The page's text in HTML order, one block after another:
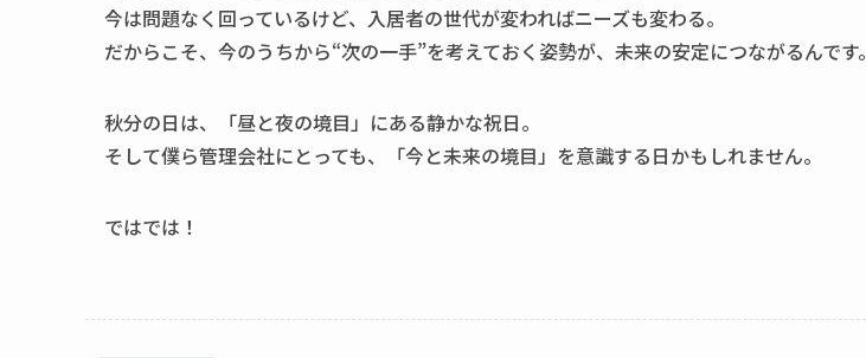
今は問題なく回っているけど、入居者の世代が変わればニーズも変わる。
だからこそ、今のうちから“次の一手”を考えておく姿勢が、未来の安定につながるんです。
秋分の日は、「昼と夜の境目」にある静かな祝日。
そして僕ら管理会社にとっても、「今と未来の境目」を意識する日かもしれません。
ではでは！